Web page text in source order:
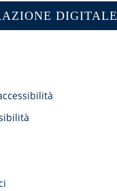
DIGITALE